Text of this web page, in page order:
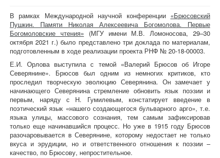
В рамках Международной научной конференции «Брюсовский
Пушкин. Памяти Николая Алексеевича Богомолова. Первые
Богомоловские чтения» (МГУ имени М.В. Ломоносова, 29–30
октября 2021 г.) было представлено три доклада по материалам,
подготовленным в ходе реализации проекта РНФ № 20-18-00003.
Е.И. Орлова выступила с темой «Валерий Брюсов об Игоре
Северянине». Брюсов был одним из немногих критиков, кто
проследил творческую эволюцию Северянина. Он замечает у
начинающего Северянина стремление обновить язык поэзии и
первым, наряду с Н. Гумилевым, констатирует введение в
поэтический язык «нашего создающегося бульварного арго», т.е.
языка улицы, массового сознания, тем самым зафиксировав
только еще начинавшийся процесс. Но уже в 1915 году Брюсов
разочаровывается в Северянине, которому недостает не только
вкуса и эрудиции, но и ответственного отношения к поэзии –
качество, по Брюсову, непростительное.